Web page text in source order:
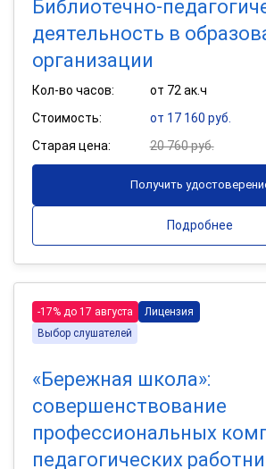
Библиотечно-
деятельность в
организации
Кол-во часов:
от 72 ак.ч
Стоимость:
от 17 160 руб.
Старая цена:
20 760 руб.
Получить
Подробнее
-17% до 17 августа
Лицензия
Выбор слушателей
«Бережная школа»:
совершенствование
профессиональных
педагогических